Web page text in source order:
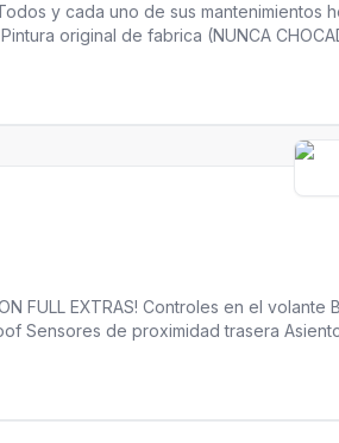
y cada uno de sus mantenimientos
Pintura original de fabrica (NUNCA
MUNCIPIO DE PANAMÁ.
FULL EXTRAS! Controles en el volante
Sensores de proximidad trasera
20 años en el mercado ofreciendo
en el trámite para que tengas la
ITBMS, ni trámite de traspaso*